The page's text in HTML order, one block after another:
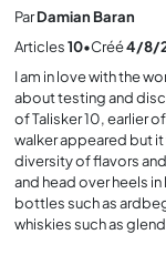
Par Damian Baran
Articles10•Créé4/8/
I am in love with the
about testing and
of Talisker 10, earlier
walker appeared but
diversity of flavors
and head over heels
bottles such as
whiskies such as